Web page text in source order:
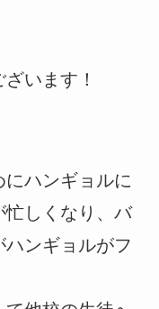
います！
ハンギョルに
忙しくなり、バ
ンギョルがフ